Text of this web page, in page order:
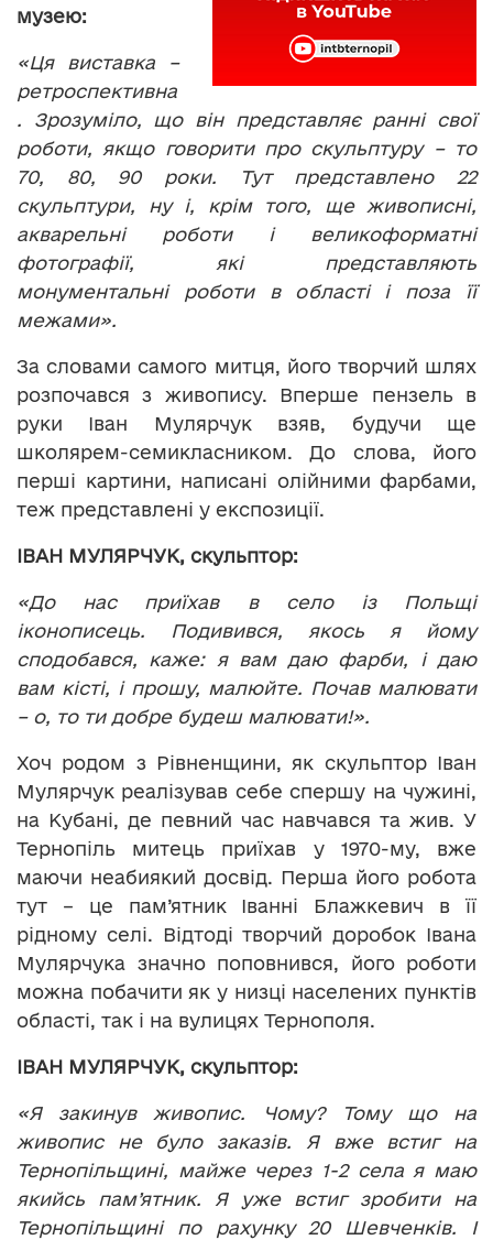
музею:
«Ця виставка –
ретроспективна
. Зрозуміло, що він представляє ранні свої
роботи, якщо говорити про скульптуру – то
70, 80, 90 роки. Тут представлено 22
скульптури, ну і, крім того, ще живописні,
акварельні роботи і великоформатні
фотографії, які представляють
монументальні роботи в області і поза її
межами».
За словами самого митця, його творчий шлях
розпочався з живопису. Вперше пензель в
руки Іван Мулярчук взяв, будучи ще
школярем-семикласником. До слова, його
перші картини, написані олійними фарбами,
теж представлені у експозиції.
ІВАН МУЛЯРЧУК, скульптор:
«До нас приїхав в село із Польщі
іконописець. Подивився, якось я йому
сподобався, каже: я вам даю фарби, і даю
вам кісті, і прошу, малюйте. Почав малювати
– о, то ти добре будеш малювати!».
Хоч родом з Рівненщини, як скульптор Іван
Мулярчук реалізував себе спершу на чужині,
на Кубані, де певний час навчався та жив. У
Тернопіль митець приїхав у 1970-му, вже
маючи неабиякий досвід. Перша його робота
тут – це пам’ятник Іванні Блажкевич в її
рідному селі. Відтоді творчий доробок Івана
Мулярчука значно поповнився, його роботи
можна побачити як у низці населених пунктів
області, так і на вулицях Тернополя.
ІВАН МУЛЯРЧУК, скульптор:
«Я закинув живопис. Чому? Тому що на
живопис не було заказів. Я вже встиг на
Тернопільщині, майже через 1-2 села я маю
якийсь пам’ятник. Я уже встиг зробити на
Тернопільщині по рахунку 20 Шевченків. І